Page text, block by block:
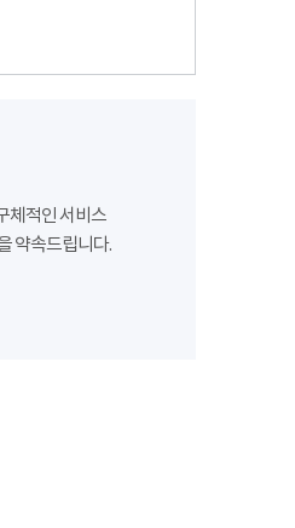
체적인 서비스
약속드립니다.